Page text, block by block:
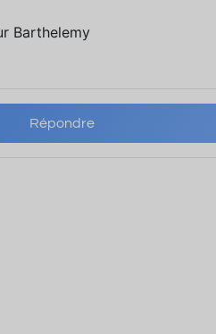
Barthelemy
Répondre